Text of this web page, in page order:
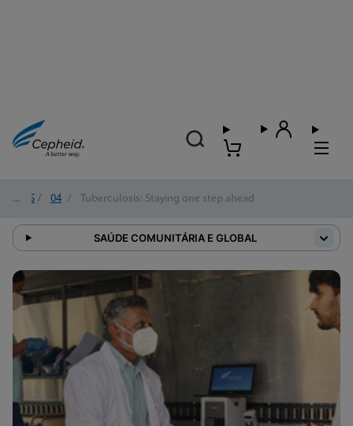
2025 / 04 / Tuberculosis: Staying one step ahead
SAÚDE COMUNITÁRIA E GLOBAL